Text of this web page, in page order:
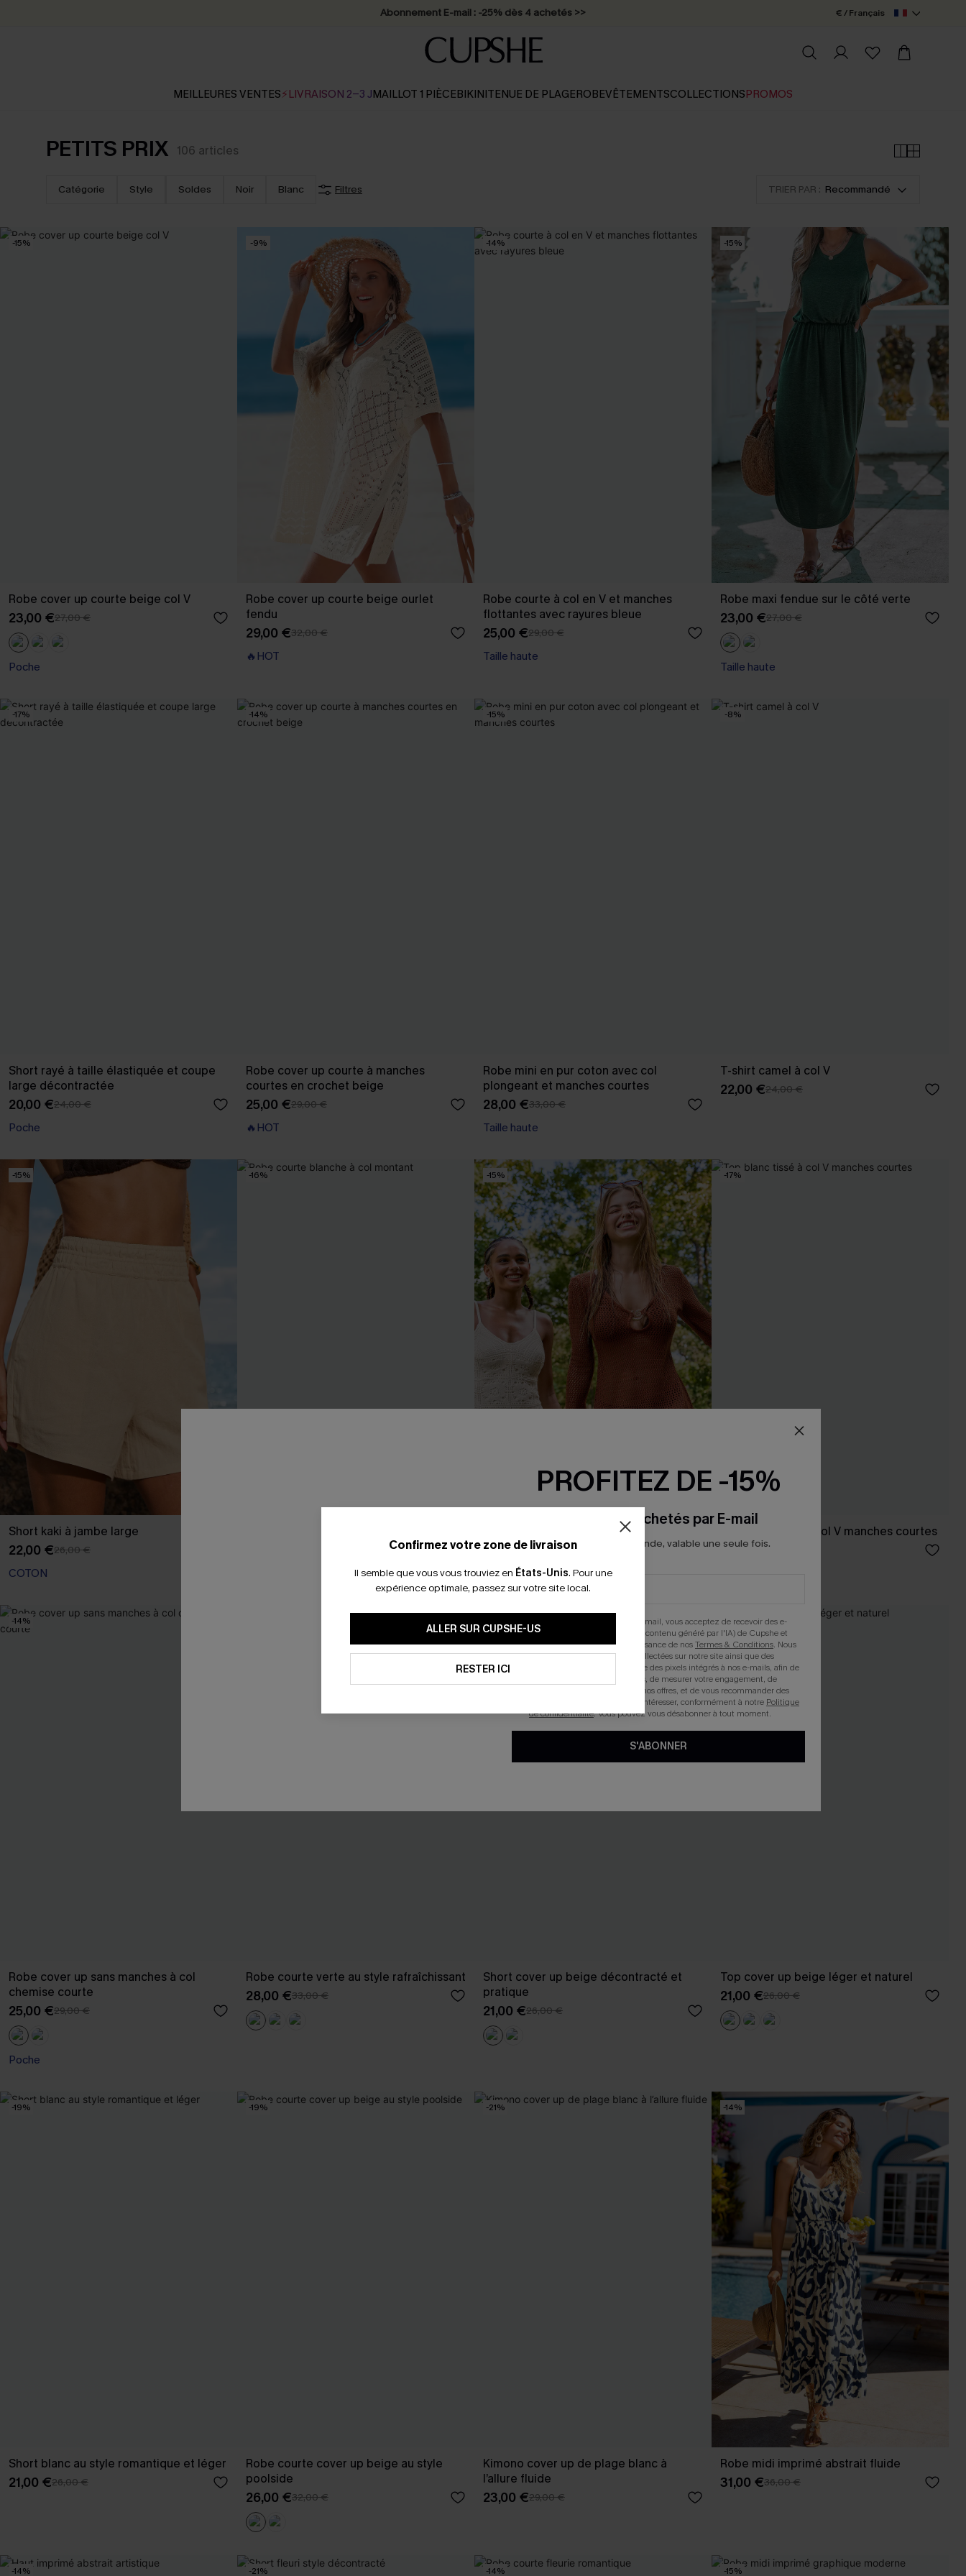
Abonnement E-mail : -25% dès 4 achetés >> € / Français
MEILLEURES VENTES⚡LIVRAISON 2-3 JMAILLOT 1 PIÈCEBIKINITENUE DE PLAGEROBEVÊTEMENTSCOLLECTIONSPROMOS
PETITS PRIX 106 articles
Catégorie Style Soldes Noir Blanc Filtres TRIER PAR : Recommandé
-15%
Robe cover up courte beige col V
23,00 €27,00 €
Poche
-9%
Robe cover up courte beige ourlet
fendu
29,00 €32,00 €
🔥HOT
-14%
Robe courte à col en V et manches
flottantes avec rayures bleue
25,00 €29,00 €
Taille haute
-15%
Robe maxi fendue sur le côté verte
23,00 €27,00 €
Taille haute
-17%
Short rayé à taille élastiquée et coupe
large décontractée
20,00 €24,00 €
Poche
-14%
Robe cover up courte à manches
courtes en crochet beige
25,00 €29,00 €
🔥HOT
-15%
Robe mini en pur coton avec col
plongeant et manches courtes
28,00 €33,00 €
Taille haute
-8%
T-shirt camel à col V
22,00 €24,00 €
-15%
Short kaki à jambe large
22,00 €26,00 €
COTON
-16% -15%
x JOJO robe cover-up courte décolleté
plongeant manches longues
33,00 € 39,00 €
-17%
Top blanc tissé à col V manches courtes
20,00 €24,00 €
-14%
Robe cover up sans manches à col
chemise courte
25,00 €29,00 €
Poche
Robe courte verte au style rafraîchissant
28,00 €33,00 €
Short cover up beige décontracté et
pratique
21,00 €26,00 €
-19%
Top cover up beige léger et naturel
21,00 €26,00 €
-19%
Short blanc au style romantique et léger
21,00 €26,00 €
-19%
Robe courte cover up beige au style
poolside
26,00 €32,00 €
-21%
Kimono cover up de plage blanc à
l’allure fluide
23,00 €29,00 €
-14%
Robe midi imprimé abstrait fluide
31,00 €36,00 €
-14% -21% -14% -15%
Confirmez votre zone de livraison
Il semble que vous vous trouviez en États-Unis. Pour une
expérience optimale, passez sur votre site local.
ALLER SUR CUPSHE-US
RESTER ICI
PROFITEZ DE -15%
-15% dès 2 Achetés par E-mail
*Un code par commande, valable une seule fois.
En soumettant votre adresse e-mail, vous acceptez de recevoir des e-
mails marketing (y compris du contenu généré par l'IA) de Cupshe et
reconnaissez avoir pris connaissance de nosTermes & Conditions. Nous
pouvons utiliser les données collectées sur notre site ainsi que des
technologies de suivi, telles que des pixels intégrés à nos e-mails, afin de
savoir si ceux-ci ont été ouverts, de mesurer votre engagement, de
personnaliser nos contenus et nos offres, et de vous recommander des
produits susceptibles de vous intéresser, conformément à notre Politique
de confidentialité. Vous pouvez vous désabonner à tout moment.
S'ABONNER